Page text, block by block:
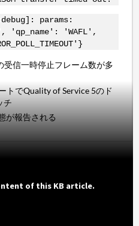
params:
'qp_name': 'WAFL',
信一時停止フレーム数が多
トでQuality of Service 5のド
チ
が報告される
of this KB article.